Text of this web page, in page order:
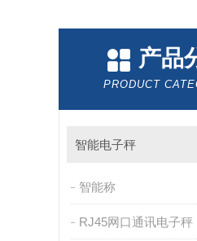
产品
PRODUCT
智能电子秤
智能称
RJ45网口通讯电子秤